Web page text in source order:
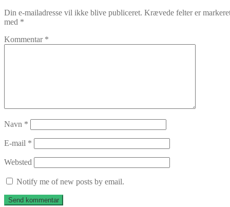
Din e-mailadresse vil ikke blive publiceret. Krævede felter er
med *
Kommentar *
Navn *
E-mail *
Websted
Notify me of new posts by email.